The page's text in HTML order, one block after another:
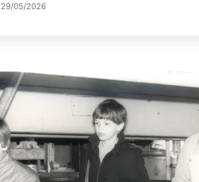
29/05/2026